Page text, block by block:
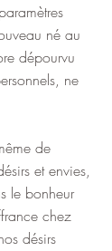
né au
dépourvu
ne
de
et envies,
le bonheur
chez
désirs